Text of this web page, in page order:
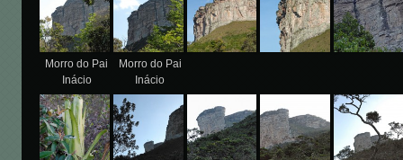
Morro do Pai
Inácio
Morro do Pai
Inácio